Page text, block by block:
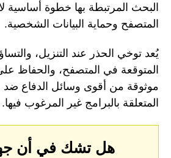
البحث المرتبطة بها خطوة أساسية
المتصفح وحماية البيانات الشخصية.
يُعد توخي الحذر عند التنزيل،
المتوقعة في المتصفح، والحفاظ
موثوقة من أقوى وسائل الدفاع ضد
المتعلقة بالبرامج غير المرغوب فيها.
هل تشك في أن